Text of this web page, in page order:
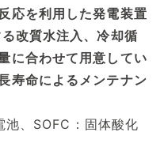
応を利用した発電装置
改質水注入、冷却循
に合わせて用意してい
寿命によるメンテナン
池、SOFC：固体酸化